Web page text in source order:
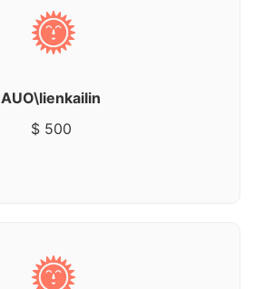
AUO\lienkailin
$ 500